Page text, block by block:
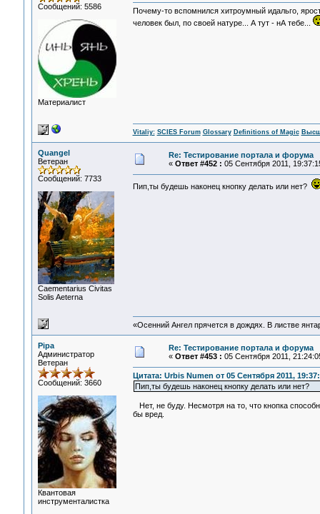
Сообщений: 5586
Материалист
Почему-то вспомнился хитроумный идальго,
человек был, по своей натуре... А тут - нА тебе...
Vitaliy: SCIES Forum Glossary Definitions of Magic
Quangel
Ветеран
Сообщений: 7733
Сaementarius Civitas
Solis Aeterna
Re: Тестирование портала и форума
« Ответ #452 : 05 Сентября 2011,
Пип,ты будешь наконец кнопку делать или нет?
«Осенний Ангел прячется в дождях. В листве
Pipa
Администратор
Ветеран
Сообщений: 3660
Квантовая
инструменталистка
Re: Тестирование портала и форума
« Ответ #453 : 05 Сентября 2011,
Цитата: Urbis Numen от 05 Сентября 2011,
Пип,ты будешь наконец кнопку делать или нет?
Нет, не буду. Несмотря на то, что кнопка
бы вред.